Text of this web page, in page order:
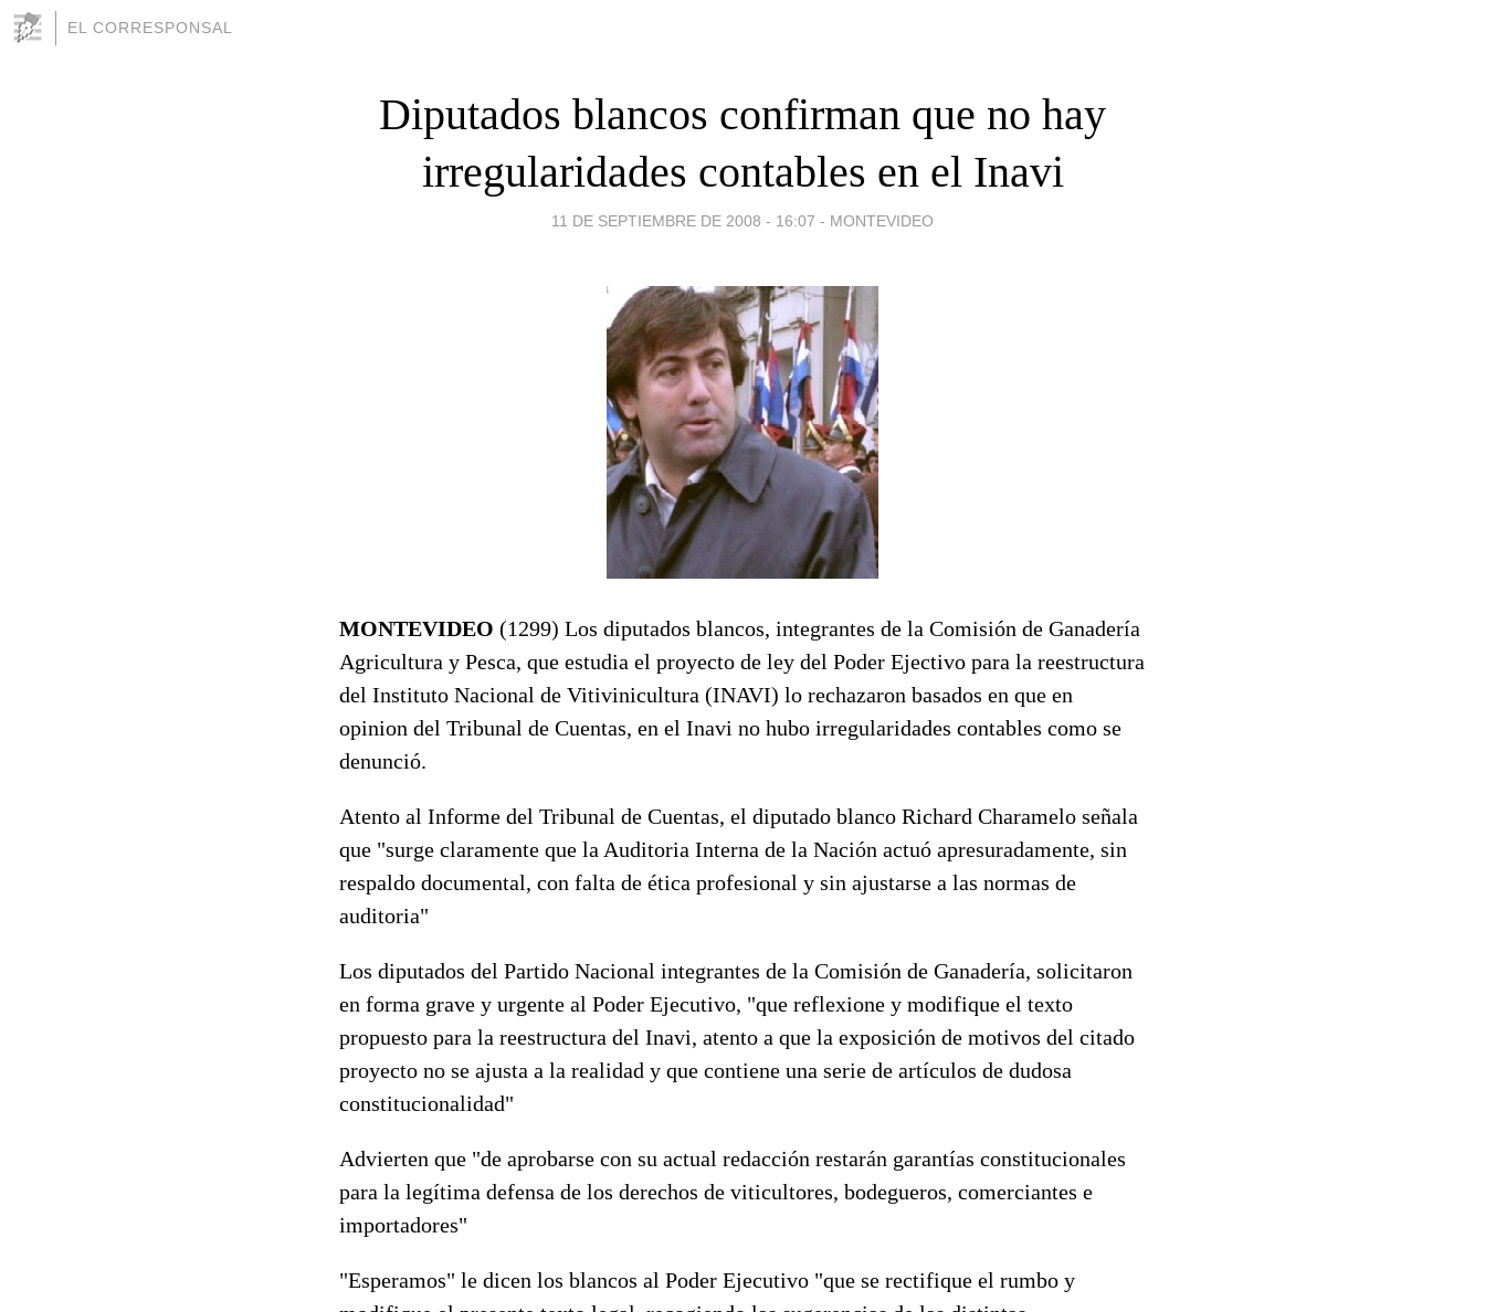
EL CORRESPONSAL
Diputados blancos confirman que no hay
irregularidades contables en el Inavi
11 DE SEPTIEMBRE DE 2008 - 16:07 - MONTEVIDEO
MONTEVIDEO (1299) Los diputados blancos, integrantes de la Comisión de Ganadería
Agricultura y Pesca, que estudia el proyecto de ley del Poder Ejectivo para la reestructura
del Instituto Nacional de Vitivinicultura (INAVI) lo rechazaron basados en que en
opinion del Tribunal de Cuentas, en el Inavi no hubo irregularidades contables como se
denunció.
Atento al Informe del Tribunal de Cuentas, el diputado blanco Richard Charamelo señala
que "surge claramente que la Auditoria Interna de la Nación actuó apresuradamente, sin
respaldo documental, con falta de ética profesional y sin ajustarse a las normas de
auditoria"
Los diputados del Partido Nacional integrantes de la Comisión de Ganadería, solicitaron
en forma grave y urgente al Poder Ejecutivo, "que reflexione y modifique el texto
propuesto para la reestructura del Inavi, atento a que la exposición de motivos del citado
proyecto no se ajusta a la realidad y que contiene una serie de artículos de dudosa
constitucionalidad"
Advierten que "de aprobarse con su actual redacción restarán garantías constitucionales
para la legítima defensa de los derechos de viticultores, bodegueros, comerciantes e
importadores"
"Esperamos" le dicen los blancos al Poder Ejecutivo "que se rectifique el rumbo y